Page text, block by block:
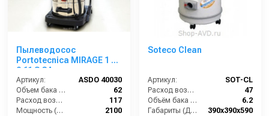
Пылеводосос
Portotecnica MIRAGE 1 W
2 61 S GA
Артикул:
ASDO 40030
Объем бака (л):
62
Расход воздуха (л/сек):
117
Мощность (Вт):
2100
Soteco Clean
Артикул:
SOT-CL
Расход воздуха (л/сек):
47
Объём бака для моющего средства (л):
6.2
Габариты (ДхШхВ):
390х390х590